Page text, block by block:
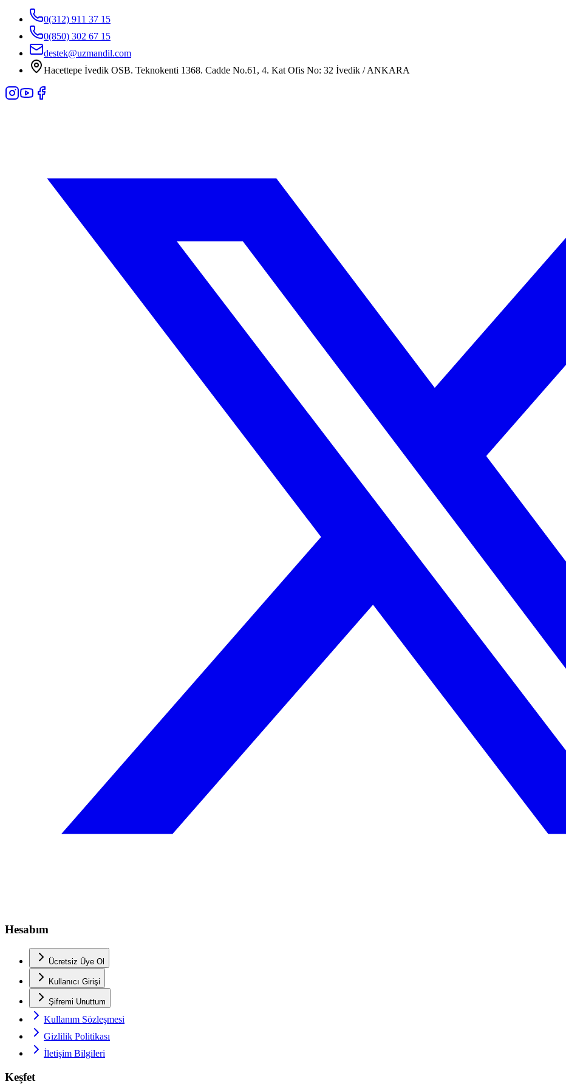
0(312) 911 37 15
0(850) 302 67 15
destek@uzmandil.com
Hacettepe İvedik OSB. Teknokenti 1368. Cadde No.61, 4. Kat Ofis No: 32 İvedik / ANKARA
Hesabım
Ücretsiz Üye Ol
Kullanıcı Girişi
Şifremi Unuttum
Kullanım Sözleşmesi
Gizlilik Politikası
İletişim Bilgileri
Keşfet